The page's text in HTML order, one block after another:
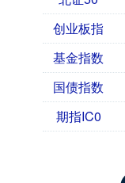
创业板指
基金指数
国债指数
期指IC0